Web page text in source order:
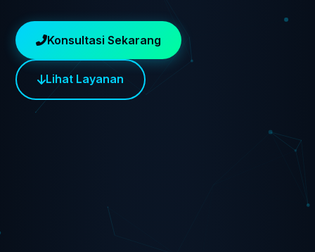
Konsultasi Sekarang
Lihat Layanan